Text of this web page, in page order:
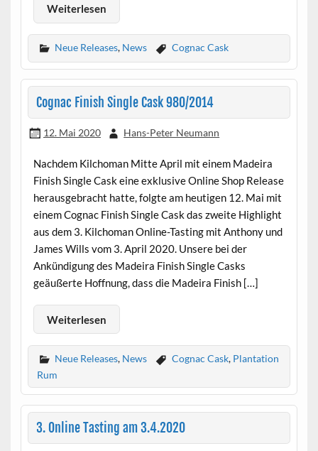
Weiterlesen
Neue Releases, News Cognac Cask
Cognac Finish Single Cask 980/2014
12. Mai 2020 Hans-Peter Neumann
Nachdem Kilchoman Mitte April mit einem Madeira
Finish Single Cask eine exklusive Online Shop Release
herausgebracht hatte, folgte am heutigen 12. Mai mit
einem Cognac Finish Single Cask das zweite Highlight
aus dem 3. Kilchoman Online-Tasting mit Anthony und
James Wills vom 3. April 2020. Unsere bei der
Ankündigung des Madeira Finish Single Casks
geäußerte Hoffnung, dass die Madeira Finish […]
Weiterlesen
Neue Releases, News Cognac Cask, Plantation
Rum
3. Online Tasting am 3.4.2020